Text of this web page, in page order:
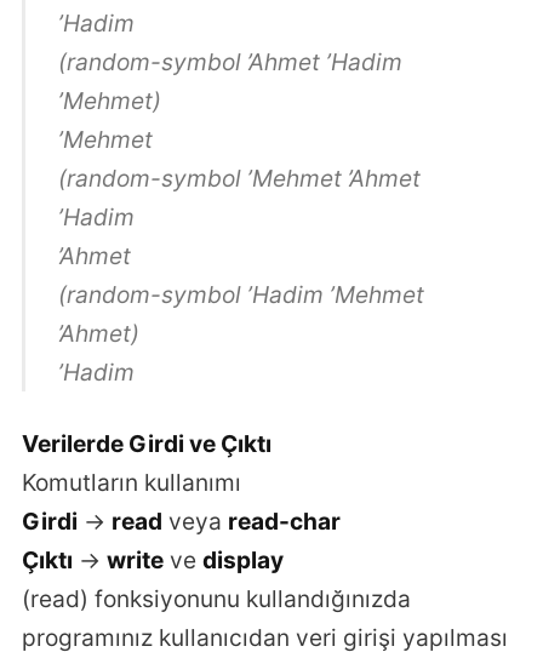
’Hadim
(random-symbol ’Ahmet ’Hadim
’Mehmet)
’Mehmet
(random-symbol ’Mehmet ’Ahmet
’Hadim
’Ahmet
(random-symbol ’Hadim ’Mehmet
’Ahmet)
’Hadim
Verilerde Girdi ve Çıktı
Komutların kullanımı
Girdi -> read veya read-char
Çıktı -> write ve display
(read) fonksiyonunu kullandığınızda
programınız kullanıcıdan veri girişi yapılması